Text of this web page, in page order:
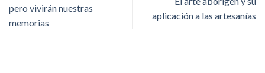
pero vivirán nuestras
memorias
aplicación a las artesanías